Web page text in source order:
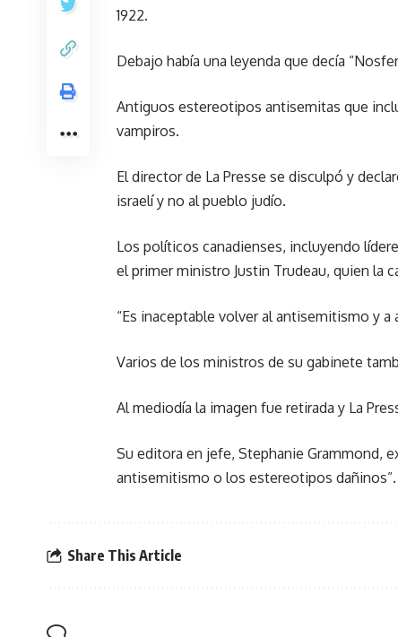
1922.
Debajo había una leyenda que decía
Antiguos estereotipos antisemitas que
vampiros.
El director de La Presse se disculpó y
israelí y no al pueblo judío.
Los políticos canadienses, incluyendo
el primer ministro Justin Trudeau, quien la
“Es inaceptable volver al antisemitismo y
Varios de los ministros de su gabinete
Al mediodía la imagen fue retirada y La
Su editora en jefe, Stephanie Grammond,
antisemitismo o los estereotipos dañinos”.
Share This Article